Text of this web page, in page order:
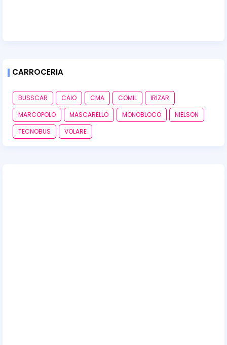
CARROCERIA
BUSSCAR CAIO CMA COMIL
IRIZAR
MARCOPOLO
MASCARELLO MONOBLOCO
NIELSON
TECNOBUS
VOLARE